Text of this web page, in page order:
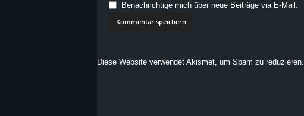
Benachrichtige mich über neue Beiträge via E-Mail.
Diese Website verwendet Akismet, um Spam zu reduzieren.